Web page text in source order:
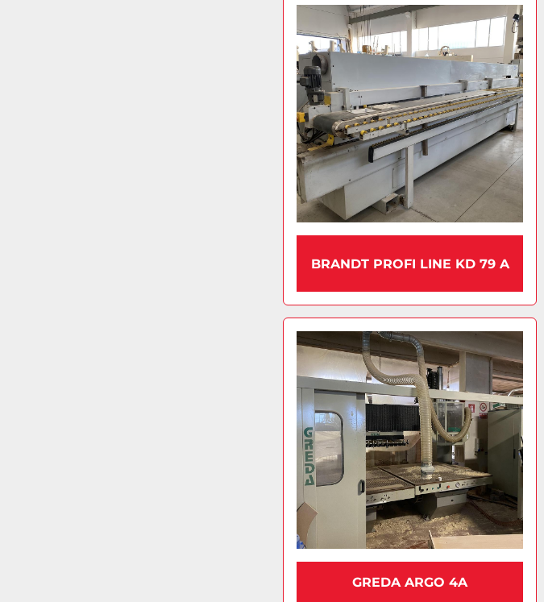
BRANDT PROFI LINE KD 79 A
GREDA ARGO 4A